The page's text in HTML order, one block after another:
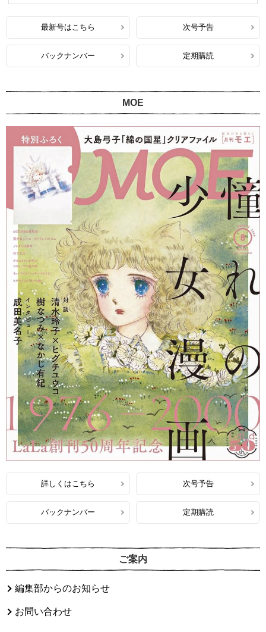
最新号はこちら 次号予告
バックナンバー 定期購読
MOE
詳しくはこちら 次号予告
バックナンバー 定期購読
ご案内
編集部からのお知らせ
お問い合わせ